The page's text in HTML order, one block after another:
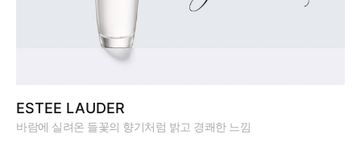
ESTEE LAUDER
바람에 실려온 들꽃의 향기처럼 밝고 경쾌한 느낌